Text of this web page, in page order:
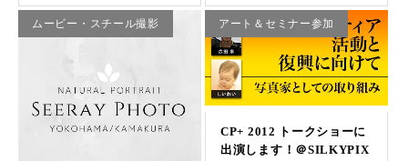
ムービー・スチール撮影 アート＆セミナー参加